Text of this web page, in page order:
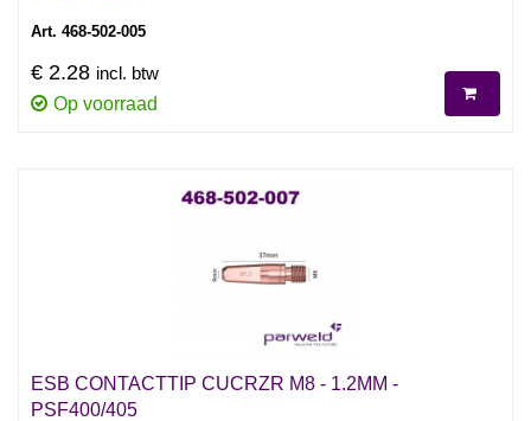
Art. 468-502-005
€ 2.28 incl. btw
Op voorraad
ESB CONTACTTIP CUCRZR M8 - 1.2MM -
PSF400/405